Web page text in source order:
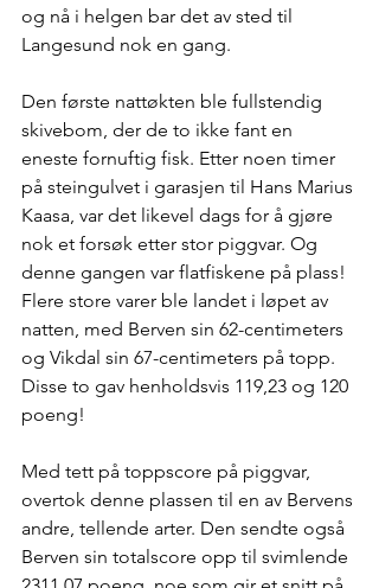
og nå i helgen bar det av sted til
Langesund nok en gang.
Den første nattøkten ble fullstendig
skivebom, der de to ikke fant en
eneste fornuftig fisk. Etter noen timer
på steingulvet i garasjen til Hans Marius
Kaasa, var det likevel dags for å gjøre
nok et forsøk etter stor piggvar. Og
denne gangen var flatfiskene på plass!
Flere store varer ble landet i løpet av
natten, med Berven sin 62-centimeters
og Vikdal sin 67-centimeters på topp.
Disse to gav henholdsvis 119,23 og 120
poeng!
Med tett på toppscore på piggvar,
overtok denne plassen til en av Bervens
andre, tellende arter. Den sendte også
Berven sin totalscore opp til svimlende